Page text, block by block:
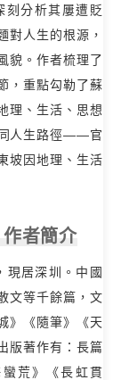
刻分析其屢遭貶
對人生的根源，
貌。作者梳理了
，重點勾勒了蘇
理、生活、思想
同人生路徑——官
坡因地理、生活
者簡介
現居深圳。中國
文等千餘篇，文
》《隨筆》《天
版著作有：長篇
荒》《長虹貫